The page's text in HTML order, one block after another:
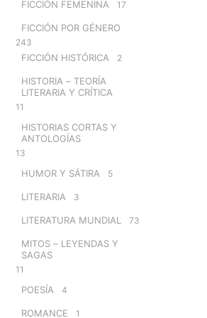
FICCIÓN FEMENINA 17
FICCIÓN POR GÉNERO
243
FICCIÓN HISTÓRICA 2
HISTORIA – TEORÍA
LITERARIA Y CRÍTICA
11
HISTORIAS CORTAS Y
ANTOLOGÍAS
13
HUMOR Y SÁTIRA 5
LITERARIA 3
LITERATURA MUNDIAL 73
MITOS – LEYENDAS Y
SAGAS
11
POESÍA 4
ROMANCE 1